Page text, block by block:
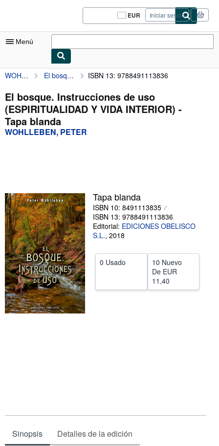
Pasar al contenido principal
EUR
Preferencias
de
del
Iniciar sesión
Menú
Mi cuenta
Consultar mis pedidos
Cerrar sesión
Búsqueda avanzada
Vendedores
Comenzar a vender
Ayuda
WOHLLEBEN, PETER El bosque. Instrucciones de uso (ESPIRITUALIDAD Y VIDA INTERIOR) ISBN 13: 9788491113836
El bosque. Instrucciones de uso
(ESPIRITUALIDAD Y VIDA INTERIOR) -
Tapa blanda
WOHLLEBEN, PETER
Tapa blanda
ISBN 10: 8491113835
ISBN 13: 9788491113836
Editorial: EDICIONES OBELISCO
S.L., 2018
0 Usado
10 Nuevo
De EUR
11,40
Sinopsis Detalles de la edición